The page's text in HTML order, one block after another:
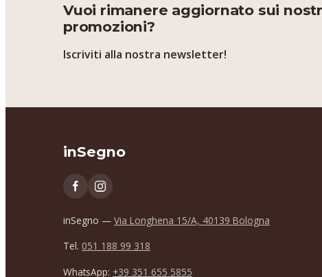
Vuoi rimanere aggiornato sui
promozioni?
Iscriviti alla nostra newsletter!
inSegno
inSegno — Via Longhena 15/A, 40139 Bologna
Tel. 051 188 99 318
WhatsApp: +39 351 655 5855